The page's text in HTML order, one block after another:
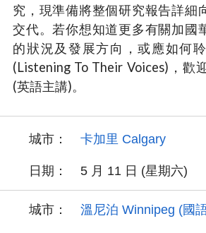
究，現準備將整個研究報告詳細
交代。若你想知道更多有關加國
的狀況及發展方向，或應如何
(Listening To Their Voices)，歡
(英語主講)。
城市： 卡加里 Calgary
日期： 5 月 11 日 (星期六)
城市： 溫尼泊 Winnipeg (國